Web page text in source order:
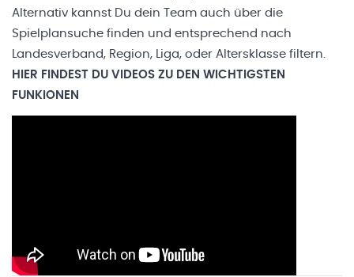
Alternativ kannst Du dein Team auch über die
Spielplansuche finden und entsprechend nach
Landesverband, Region, Liga, oder Altersklasse filtern.
HIER FINDEST DU VIDEOS ZU DEN WICHTIGSTEN
FUNKIONEN